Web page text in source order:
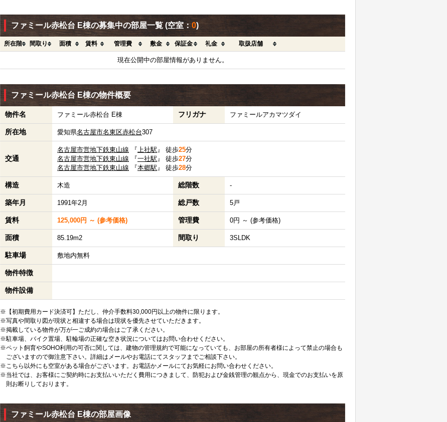
ファミール赤松台 E棟の募集中の部屋一覧 (空室： 0)
所在階 間取り 面積 賃料 管理費 敷金 保証金 礼金 取扱店舗
現在公開中の部屋情報がありません。
ファミール赤松台 E棟の物件概要
物件名 ファミール赤松台 E棟 フリガナ ファミールアカマツダイ
所在地 愛知県名古屋市名東区赤松台307
交通
名古屋市営地下鉄東山線 『上社駅』 徒歩25分
名古屋市営地下鉄東山線 『一社駅』 徒歩27分
名古屋市営地下鉄東山線 『本郷駅』 徒歩28分
構造 木造 総階数 -
築年月 1991年2月 総戸数 5戸
賃料 125,000円 ～ (参考価格) 管理費 0円 ～ (参考価格)
面積 85.19m2 間取り 3SLDK
駐車場 敷地内無料
物件特徴
物件設備
※【初期費用カード決済可】ただし、仲介手数料30,000円以上の物件に限ります。
※写真や間取り図が現状と相違する場合は現状を優先させていただきます。
※掲載している物件が万が一ご成約の場合はご了承ください。
※駐車場、バイク置場、駐輪場の正確な空き状況についてはお問い合わせください。
※ペット飼育やSOHO利用の可否に関しては、建物の管理規約で可能になっていても、お部屋の所有者様によって禁止の場合も
ございますので御注意下さい。詳細はメールやお電話にてスタッフまでご相談下さい。
※こちら以外にも空室がある場合がございます。お電話かメールにてお気軽にお問い合わせください。
※当社では、お客様にご契約時にお支払いいただく費用につきまして、防犯および金銭管理の観点から、現金でのお支払いを原
則お断りしております。
ファミール赤松台 E棟の部屋画像